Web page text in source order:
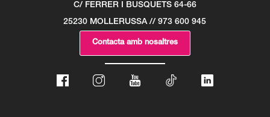
C/ FERRER I BUSQUETS 64-66
25230 MOLLERUSSA // 973 600 945
Contacta amb nosaltres